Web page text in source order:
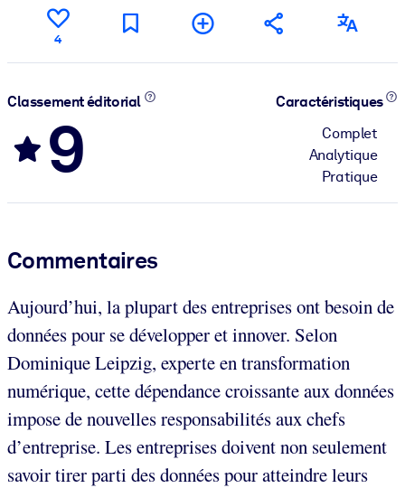
4
Classement éditorial
9
Caractéristiques
Complet
Analytique
Pratique
Commentaires
Aujourd’hui, la plupart des entreprises ont besoin de
données pour se développer et innover. Selon
Dominique Leipzig, experte en transformation
numérique, cette dépendance croissante aux données
impose de nouvelles responsabilités aux chefs
d’entreprise. Les entreprises doivent non seulement
savoir tirer parti des données pour atteindre leurs